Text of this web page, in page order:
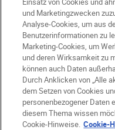
Produkte
Inspiration
Hilfe und Support
Firma
und Marketingzwecken
Analyse-Cookies, um aus
Benutzerinformationen zu
Marketing-Cookies, um
und deren Wirksamkeit zu
können auch Daten
Durch Anklicken von „Alle
dem Setzen von Cookies
personenbezogener Daten
diesem Thema wissen
Cookie-Hinweise. Cookie-